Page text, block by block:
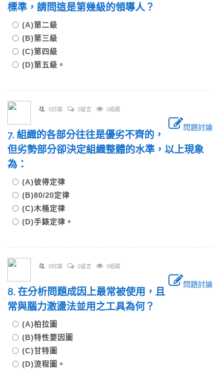
標準，請問這是第幾級的領導人？
(A)第二級
(B)第三級
(C)第四級
(D)第五級。
0討論 0留言 0追蹤
問題討論
7. 組織的各部分往往是優劣不齊的，
但劣勢部分卻決定組織整體的水準，以上現象
為：
(A)彼得定律
(B)80/20定律
(C)木桶定律
(D)手錶定律。
0討論 0留言 0追蹤
問題討論
8. 在分析問題成因上最常被使用，且
常與腦力激盪法並用之工具為何？
(A)柏拉圖
(B)特性要因圖
(C)甘特圖
(D)流程圖。